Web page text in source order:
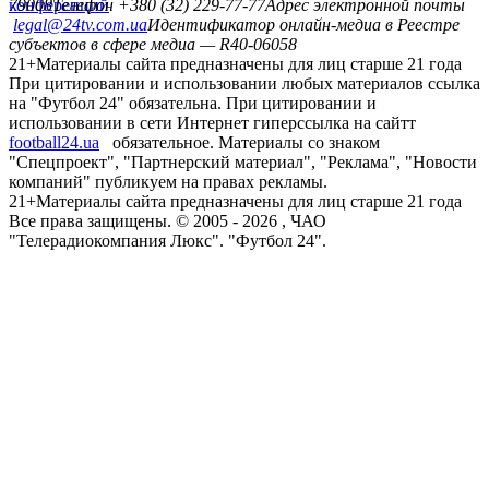
конференций
79008Телефон +380 (32) 229-77-77Адрес электронной почты
legal@24tv.com.uaИдентификатор онлайн-медиа в Реестре
субъектов в сфере медиа — R40-06058
21+Материалы сайта предназначены для лиц старше 21 года
При цитировании и использовании любых материалов ссылка
на "Футбол 24" обязательна. При цитировании и
использовании в сети Интернет гиперссылка на сайтт
football24.ua
обязательное. Материалы со знаком
"Спецпроект", "Партнерский материал", "Реклама", "Новости
компаний" публикуем на правах рекламы.
21+Материалы сайта предназначены для лиц старше 21 года
Все права защищены. © 2005 - 2026 , ЧАО
"Телерадиокомпания Люкс". "Футбол 24".